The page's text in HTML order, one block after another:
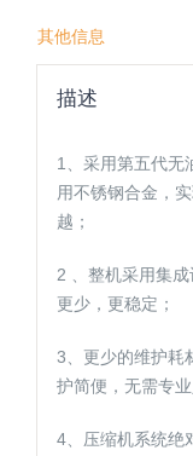
其他信息
描述
1、采用第五代无
用不锈钢合金，
越；
2 、整机采用集
更少，更稳定；
3、更少的维护耗
护简便，无需专
4、压缩机系统绝